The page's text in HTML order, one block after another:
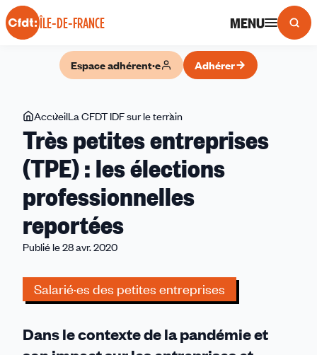
Panneau de gestion des cookies
ÎLE-DE-FRANCE MENU
Espace adhérent·e Adhérer
Vous
êtes
ici
AccueilLa CFDT IDF sur le terrain
petites
entreprises
(TPE)
:
les
Très petites entreprises
(TPE) : les élections
professionnelles
reportées
Publié le 28 avr. 2020
Salarié·es des petites entreprises
Dans le contexte de la pandémie et